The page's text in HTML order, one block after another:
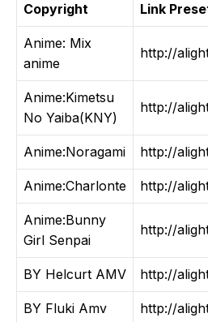
Copyright Link
Anime: Mix
anime
http://
Anime:Kimetsu
No Yaiba(KNY)
http://
Anime:Noragami http://
Anime:Charlonte http://
Anime:Bunny
Girl Senpai
http://
BY Helcurt AMV http://
BY Fluki Amv http://